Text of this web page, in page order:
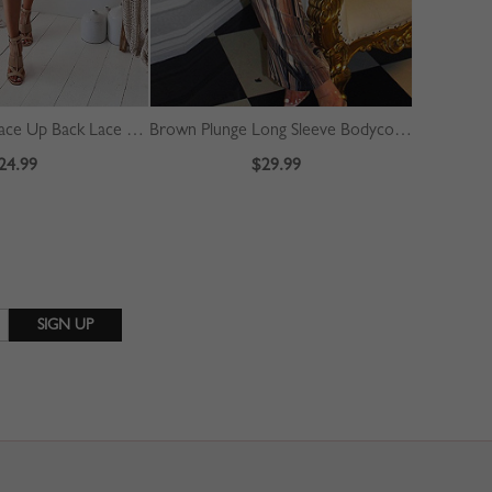
White V-neck Lace Up Back Lace Cami Dress
Brown Plunge Long Sleeve Bodycon Maxi Dress
$29.99